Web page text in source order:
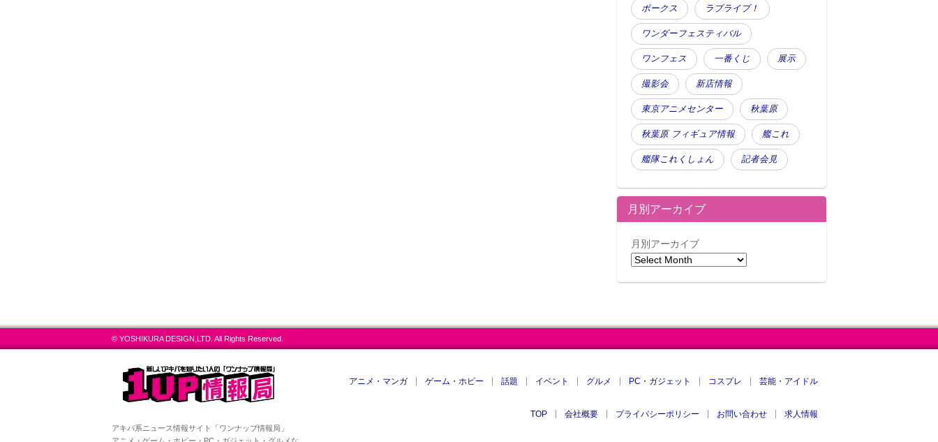
ボークス ラブライブ！
ワンダーフェスティバル
ワンフェス 一番くじ 展示
撮影会 新店情報
東京アニメセンター 秋葉原
秋葉原 フィギュア情報 艦これ
艦隊これくしょん 記者会見
月別アーカイブ
月別アーカイブ
© YOSHIKURA DESIGN,LTD. All Rights Reserved.
アキバ系ニュース情報サイト「ワンナップ情報局」
アニメ・マンガ ゲーム・ホビー 話題 イベント グルメ PC・ガジェット コスプレ 芸能・アイドル
TOP 会社概要 プライバシーポリシー お問い合わせ 求人情報